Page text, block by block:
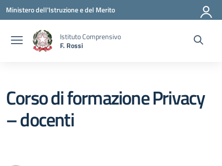
Vai ai contenuti
Vai al menu di navigazione
Vai al footer
Ministero dell'Istruzione e del Merito
Istituto Comprensivo
F. Rossi
Corso di formazione Privacy
– docenti